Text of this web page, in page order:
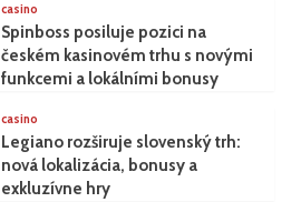
casino
Spinboss posiluje pozici na
českém kasinovém trhu s novými
funkcemi a lokálními bonusy
casino
Legiano rozširuje slovenský trh:
nová lokalizácia, bonusy a
exkluzívne hry